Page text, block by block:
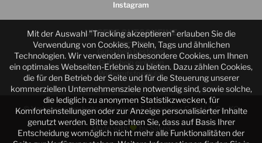
Instagram
UNSERE GUTSCHEINE
Gutschein bestellen
Gutschein einlösen
Widerrufsformular
© Verkehrssicherheitszentrum am Sachsenring GmbH & Co. KG
Made with by Sakea
Mit der Auswahl "Tracking akzeptieren" erlauben Sie die
Verwendung von Cookies, Pixeln, Tags und ähnlichen
Technologien. Wir verwenden insbesondere Cookies, um Ihnen
ein optimales Webseiten-Erlebnis zu bieten. Dazu zählen Cookies,
die für den Betrieb der Seite und für die Steuerung unserer
kommerziellen Unternehmensziele notwendig sind, sowie solche,
die lediglich zu anonymen Statistikzwecken, für
Komforteinstellungen oder zur Anzeige personalisierter Inhalte
genutzt werden. Bitte beachten Sie, dass auf Basis Ihrer
Entscheidung womöglich nicht mehr alle Funktionalitäten der